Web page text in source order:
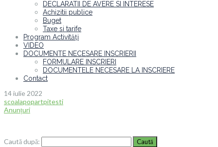
DECLARATII DE AVERE SI INTERESE
Achizitii publice
Buget
Taxe si tarife
Program Activități
VIDEO
DOCUMENTE NECESARE INSCRIERII
FORMULARE INSCRIERI
DOCUMENTELE NECESARE LA INSCRIERE
Contact
14 iulie 2022
scoalapopartpitesti
Anunțuri
Caută după: